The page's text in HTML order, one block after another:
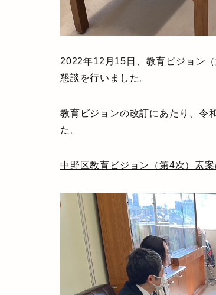
2022年12月15日、教育ビジョン
懇談を行いました。
教育ビジョンの改訂にあたり、令
た。
中野区教育ビジョン（第4次）素案